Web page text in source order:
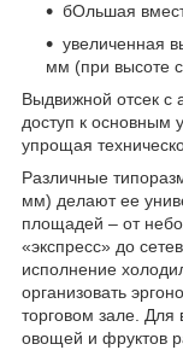
бОльшая
увеличенная
мм (при высоте
Выдвижной отсек с
доступ к основным
упрощая
Различные
мм) делают ее
площадей – от
«экспресс» до
исполнение
организовать
торговом зале.
овощей и фруктов